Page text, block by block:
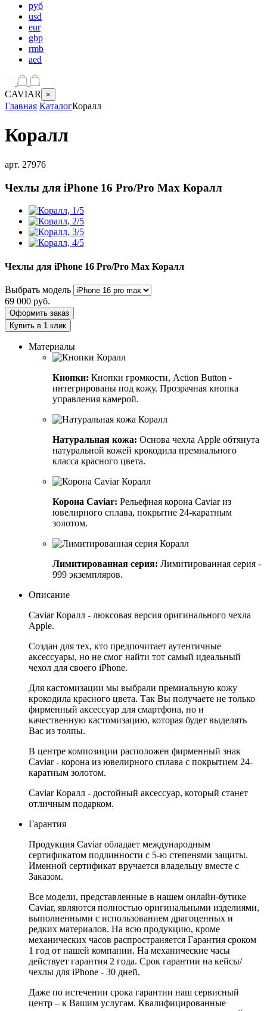
руб
usd
eur
gbp
rmb
aed
CAVIAR ×
Главная КаталогКоралл
Коралл
арт. 27976
Чехлы для iPhone 16 Pro/Pro Max Коралл
Чехлы для iPhone 16 Pro/Pro Max Коралл
Выбрать модель
69 000 руб.
Оформить заказ
Купить в 1 клик
Материалы
Кнопки: Кнопки громкости, Action Button -
интегрированы под кожу. Прозрачная кнопка
управления камерой.
Натуральная кожа: Основа чехла Apple обтянута
натуральной кожей крокодила премиального
класса красного цвета.
Корона Caviar: Рельефная корона Caviar из
ювелирного сплава, покрытие 24-каратным
золотом.
Лимитированная серия: Лимитированная серия -
999 экземпляров.
Описание
Caviar Коралл - люксовая версия оригинального чехла
Apple.
Создан для тех, кто предпочитает аутентичные
аксессуары, но не смог найти тот самый идеальный
чехол для своего iPhone.
Для кастомизации мы выбрали премиальную кожу
крокодила красного цвета. Так Вы получаете не только
фирменный аксессуар для смартфона, но и
качественную кастомизацию, которая будет выделять
Вас из толпы.
В центре композиции расположен фирменный знак
Caviar - корона из ювелирного сплава с покрытием 24-
каратным золотом.
Caviar Коралл - достойный аксессуар, который станет
отличным подарком.
Гарантия
Продукция Caviar обладает международным
сертификатом подлинности с 5-ю степенями защиты.
Именной сертификат вручается владельцу вместе с
Заказом.
Все модели, представленные в нашем онлайн-бутике
Caviar, являются полностью оригинальными изделиями,
выполненными с использованием драгоценных и
редких материалов. На всю продукцию, кроме
механических часов распространяется Гарантия сроком
1 год от нашей компании. На механические часы
действует гарантия 2 года. Срок гарантии на кейсы/
чехлы для iPhone - 30 дней.
Даже по истечении срока гарантии наш сервисный
центр – к Вашим услугам. Квалифицированные